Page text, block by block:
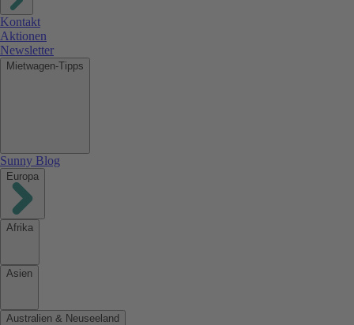
Kontakt
Aktionen
Newsletter
Mietwagen-Tipps
Sunny Blog
Europa
Afrika
Asien
Australien & Neuseeland